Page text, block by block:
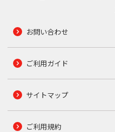
お問い合わせ
ご利用ガイド
サイトマップ
ご利用規約